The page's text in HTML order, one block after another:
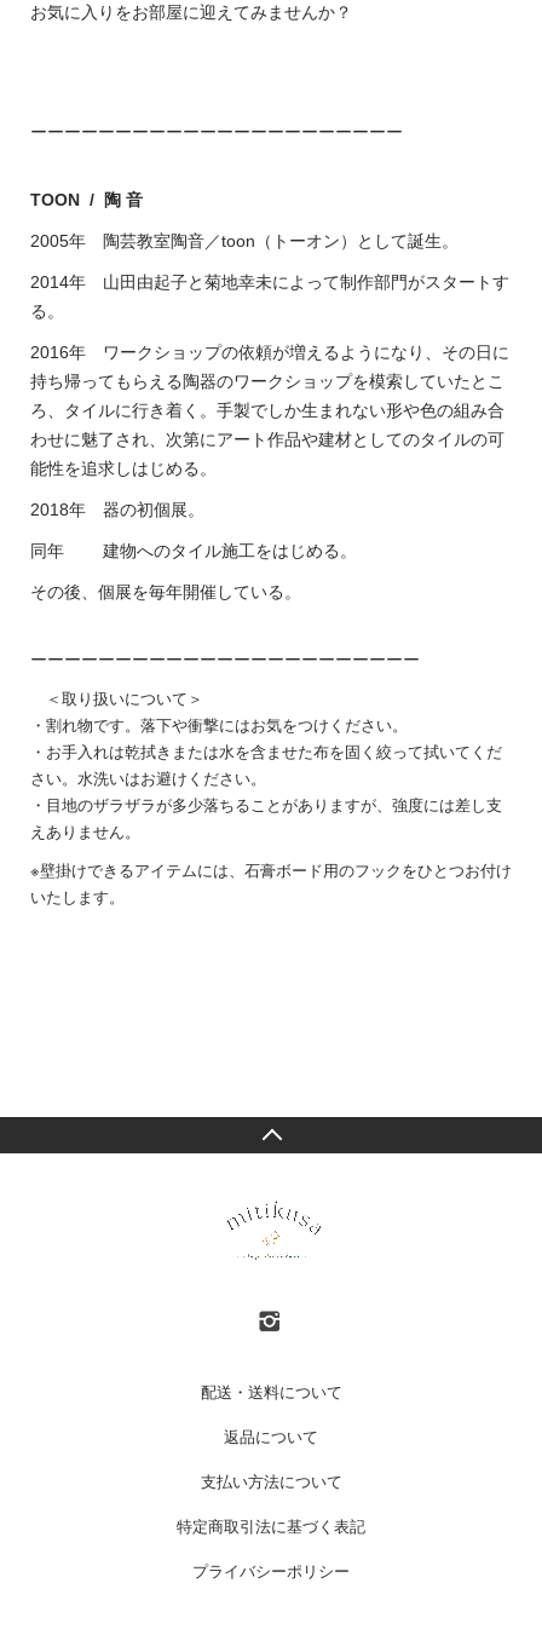
お気に入りをお部屋に迎えてみませんか？
ーーーーーーーーーーーーーーーーーーーーーー
TOON / 陶 音
2005年 陶芸教室陶音／toon（トーオン）として誕生。
2014年 山田由起子と菊地幸未によって制作部門がスタートす
る。
2016年 ワークショップの依頼が増えるようになり、その日に
持ち帰ってもらえる陶器のワークショップを模索していたとこ
ろ、タイルに行き着く。手製でしか生まれない形や色の組み合
わせに魅了され、次第にアート作品や建材としてのタイルの可
能性を追求しはじめる。
2018年 器の初個展。
同年 建物へのタイル施工をはじめる。
その後、個展を毎年開催している。
ーーーーーーーーーーーーーーーーーーーーーーー
＜取り扱いについて＞
・割れ物です。落下や衝撃にはお気をつけください。
・お手入れは乾拭きまたは水を含ませた布を固く絞って拭いてくだ
さい。水洗いはお避けください。
・目地のザラザラが多少落ちることがありますが、強度には差し支
えありません。
※壁掛けできるアイテムには、石膏ボード用のフックをひとつお付け
いたします。
配送・送料について
返品について
支払い方法について
特定商取引法に基づく表記
プライバシーポリシー